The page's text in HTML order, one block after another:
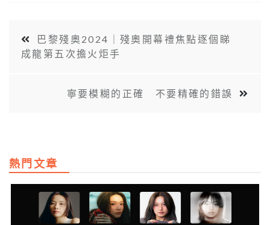
巴黎殘奧2024｜殘奧開幕禮焦點逐個睇
成龍第五次擔火炬手
寧要模糊的正確 不要精確的錯誤
熱門文章